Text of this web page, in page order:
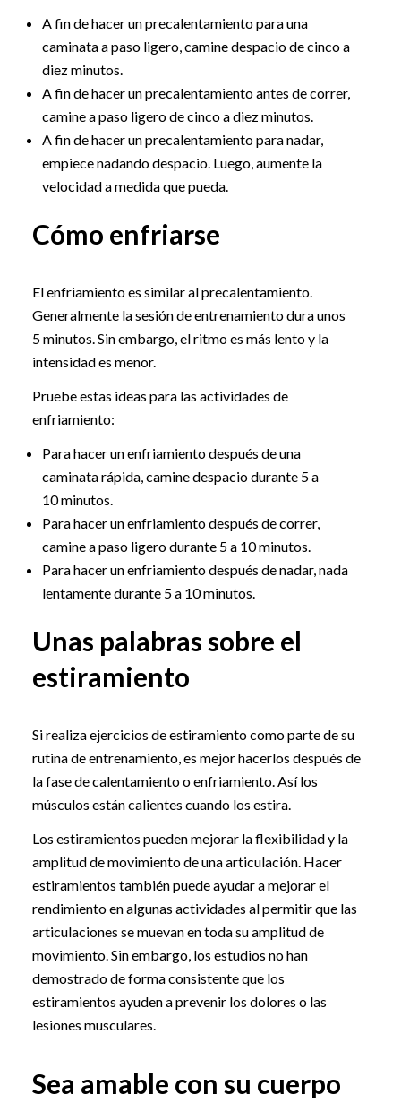
A fin de hacer un precalentamiento para una
caminata a paso ligero, camine despacio de cinco a
diez minutos.
A fin de hacer un precalentamiento antes de correr,
camine a paso ligero de cinco a diez minutos.
A fin de hacer un precalentamiento para nadar,
empiece nadando despacio. Luego, aumente la
velocidad a medida que pueda.
Cómo enfriarse
El enfriamiento es similar al precalentamiento.
Generalmente la sesión de entrenamiento dura unos
5 minutos. Sin embargo, el ritmo es más lento y la
intensidad es menor.
Pruebe estas ideas para las actividades de
enfriamiento:
Para hacer un enfriamiento después de una
caminata rápida, camine despacio durante 5 a
10 minutos.
Para hacer un enfriamiento después de correr,
camine a paso ligero durante 5 a 10 minutos.
Para hacer un enfriamiento después de nadar, nada
lentamente durante 5 a 10 minutos.
Unas palabras sobre el
estiramiento
Si realiza ejercicios de estiramiento como parte de su
rutina de entrenamiento, es mejor hacerlos después de
la fase de calentamiento o enfriamiento. Así los
músculos están calientes cuando los estira.
Los estiramientos pueden mejorar la flexibilidad y la
amplitud de movimiento de una articulación. Hacer
estiramientos también puede ayudar a mejorar el
rendimiento en algunas actividades al permitir que las
articulaciones se muevan en toda su amplitud de
movimiento. Sin embargo, los estudios no han
demostrado de forma consistente que los
estiramientos ayuden a prevenir los dolores o las
lesiones musculares.
Sea amable con su cuerpo